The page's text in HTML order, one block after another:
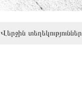
Վերջին տեղեկություններ